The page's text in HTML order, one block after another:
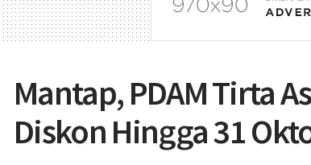
Mantap, PDAM Tirta
Diskon Hingga 31